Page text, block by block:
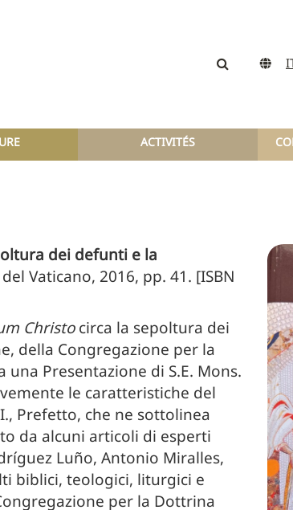
ACTIVITÉS
dei defunti e la
del Vaticano, 2016, pp. 41. [ISBN
Christocirca la sepoltura dei
della Congregazione per la
Presentazione di S.E. Mons.
le caratteristiche del
Prefetto, che ne sottolinea
da alcuni articoli di esperti
Luño, Antonio Miralles,
biblici, teologici, liturgici e
per la Dottrina